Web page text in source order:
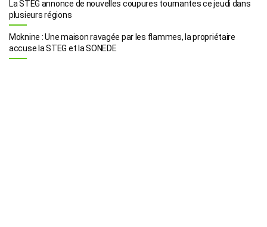
La STEG annonce de nouvelles coupures tournantes ce jeudi dans
plusieurs régions
Moknine : Une maison ravagée par les flammes, la propriétaire
accuse la STEG et la SONEDE